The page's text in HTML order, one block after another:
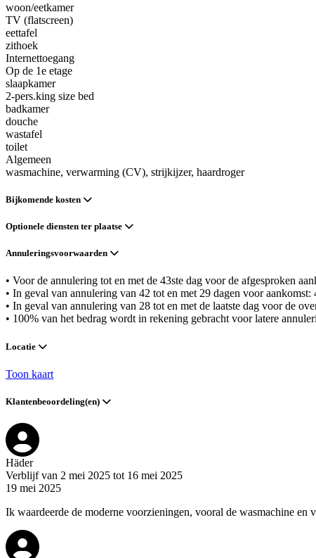
woon/eetkamer
TV (flatscreen)
eettafel
zithoek
Internettoegang
Op de 1e etage
slaapkamer
2-pers.king size bed
badkamer
douche
wastafel
toilet
Algemeen
wasmachine, verwarming (CV), strijkijzer, haardroger
Bijkomende kosten
Optionele diensten ter plaatse
Annuleringsvoorwaarden
• Voor de annulering tot en met de 43ste dag voor de afgesproken
• In geval van annulering van 42 tot en met 29 dagen voor aankomst:
• In geval van annulering van 28 tot en met de laatste dag voor de
• 100% van het bedrag wordt in rekening gebracht voor latere
Locatie
Toon kaart
Klantenbeoordeling(en)
Häder
Verblijf van 2 mei 2025 tot 16 mei 2025
19 mei 2025
Ik waardeerde de moderne voorzieningen, vooral de wasmachine